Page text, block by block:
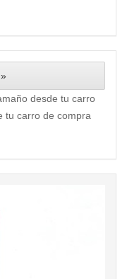
desde tu carro
tu carro de compra